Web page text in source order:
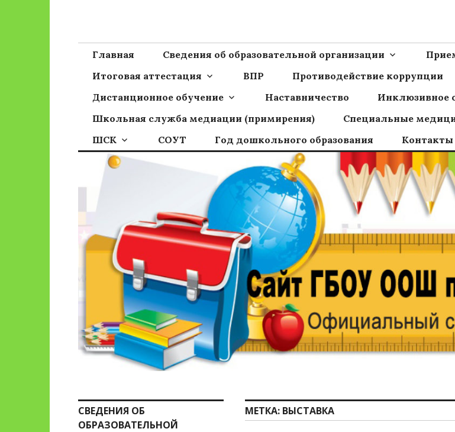
Сайт ГБОУ ООШ пос.Сборный
Главная Сведения об образовательной организации
Итоговая аттестация
ВПР Противодействие коррупции
Дистанционное обучение
Наставничество
Инклюзивное
Школьная служба медиации (примирения)
Специальные
ШСК
СОУТ Год дошкольного образования Контакты
МЕТКА: ВЫСТАВКА
СВЕДЕНИЯ ОБ
ОБРАЗОВАТЕЛЬНОЙ